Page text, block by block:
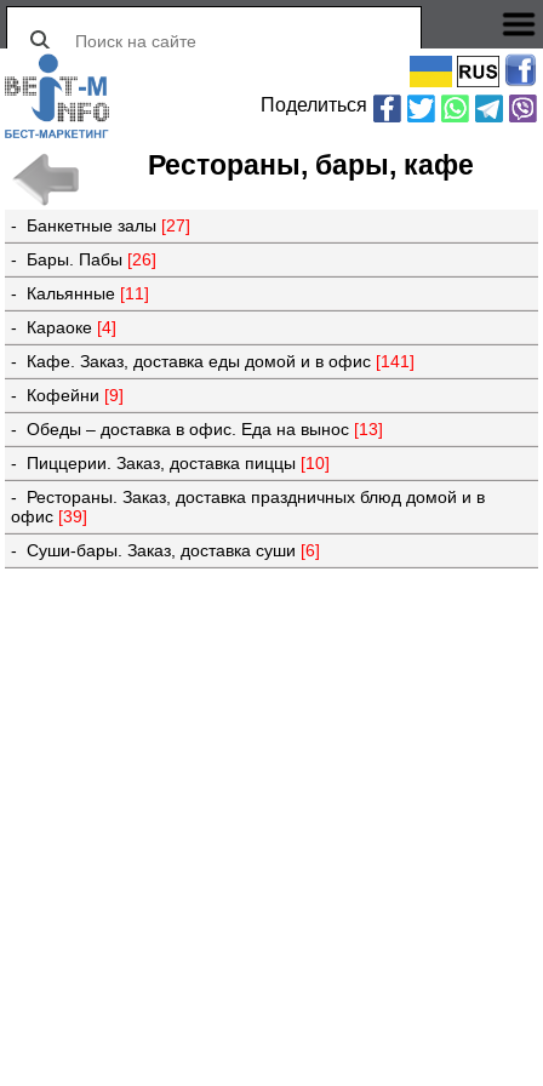
Поделиться
Рестораны, бары, кафе
- Банкетные залы [27]
- Бары. Пабы [26]
- Кальянные [11]
- Караоке [4]
- Кафе. Заказ, доставка еды домой и в офис [141]
- Кофейни [9]
- Обеды – доставка в офис. Еда на вынос [13]
- Пиццерии. Заказ, доставка пиццы [10]
- Рестораны. Заказ, доставка праздничных блюд домой и в
офис [39]
- Суши-бары. Заказ, доставка суши [6]